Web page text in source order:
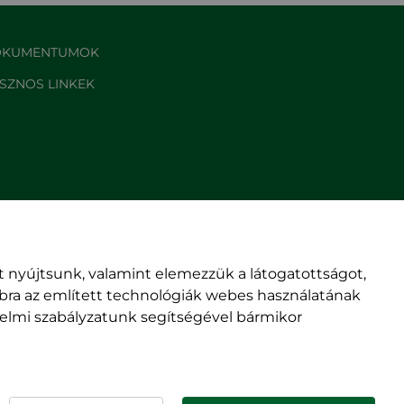
LINKEK
nyújtsunk, valamint elemezzük a látogatottságot,
az említett technológiák webes használatának
szabályzatunk segítségével bármikor